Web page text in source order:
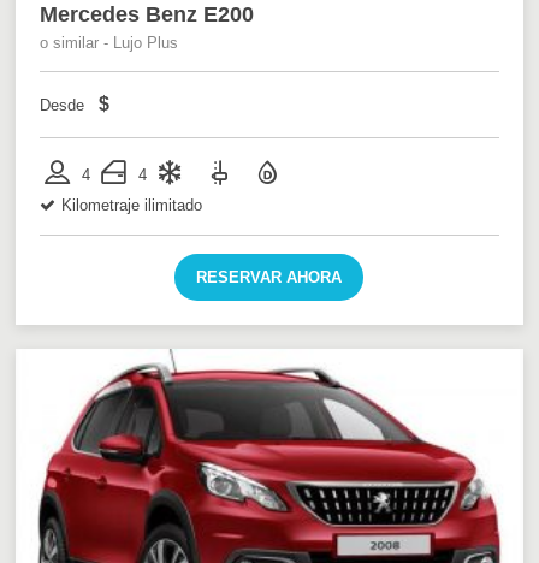
Mercedes Benz E200
o similar - Lujo Plus
Desde $
4
4
Kilometraje ilimitado
RESERVAR AHORA